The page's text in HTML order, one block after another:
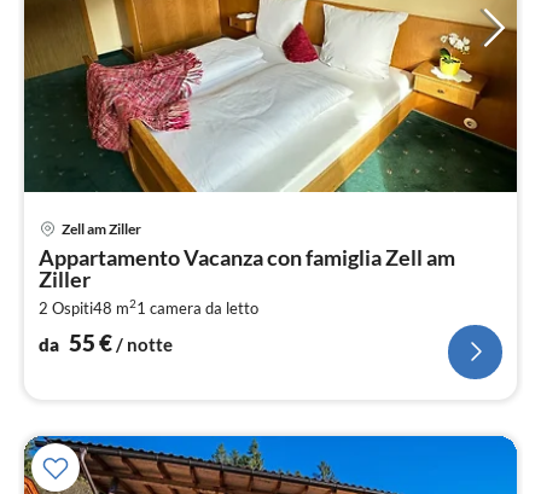
Zell am Ziller
Appartamento Vacanza con famiglia Zell am
Ziller
2 Ospiti48 m21 camera da letto
da 55€/ notte